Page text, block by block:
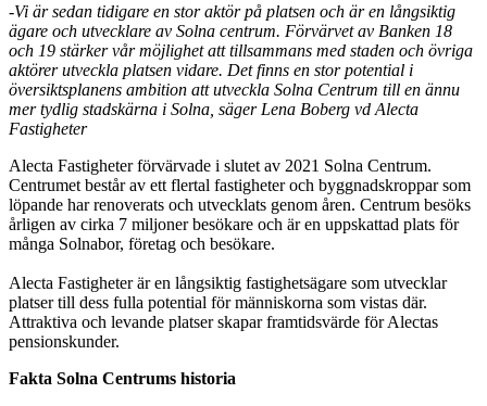
-Vi är sedan tidigare en stor aktör på platsen och är en långsiktig
ägare och utvecklare av Solna centrum. Förvärvet av Banken 18
och 19 stärker vår möjlighet att tillsammans med staden och övriga
aktörer utveckla platsen vidare. Det finns en stor potential i
översiktsplanens ambition att utveckla Solna Centrum till en ännu
mer tydlig stadskärna i Solna, säger Lena Boberg vd Alecta
Fastigheter
Alecta Fastigheter förvärvade i slutet av 2021 Solna Centrum.
Centrumet består av ett flertal fastigheter och byggnadskroppar som
löpande har renoverats och utvecklats genom åren. Centrum besöks
årligen av cirka 7 miljoner besökare och är en uppskattad plats för
många Solnabor, företag och besökare.
Alecta Fastigheter är en långsiktig fastighetsägare som utvecklar
platser till dess fulla potential för människorna som vistas där.
Attraktiva och levande platser skapar framtidsvärde för Alectas
pensionskunder.
Fakta Solna Centrums historia